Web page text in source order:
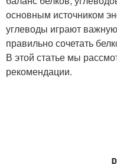
основным источником
углеводы играют
правильно сочетать
В этой статье мы
рекомендации.